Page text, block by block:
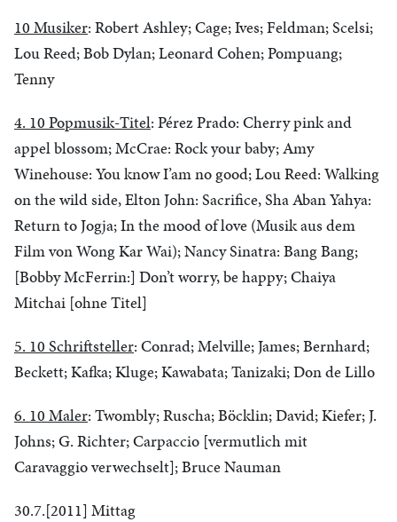
10 Musiker: Robert Ashley; Cage; Ives; Feldman; Scelsi;
Lou Reed; Bob Dylan; Leonard Cohen; Pompuang;
Tenny
4. 10 Popmusik-Titel: Pérez Prado: Cherry pink and
appel blossom; McCrae: Rock your baby; Amy
Winehouse: You know I’am no good; Lou Reed: Walking
on the wild side, Elton John: Sacrifice, Sha Aban Yahya:
Return to Jogja; In the mood of love (Musik aus dem
Film von Wong Kar Wai); Nancy Sinatra: Bang Bang;
[Bobby McFerrin:] Don’t worry, be happy; Chaiya
Mitchai [ohne Titel]
5. 10 Schriftsteller: Conrad; Melville; James; Bernhard;
Beckett; Kafka; Kluge; Kawabata; Tanizaki; Don de Lillo
6. 10 Maler: Twombly; Ruscha; Böcklin; David; Kiefer; J.
Johns; G. Richter; Carpaccio [vermutlich mit
Caravaggio verwechselt]; Bruce Nauman
30.7.[2011] Mittag